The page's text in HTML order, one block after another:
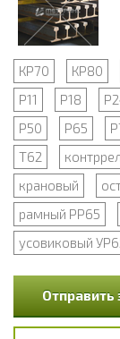
КР70 КР80
Р11
Р18
Р50
Р65
Т62
крановый
рамный РР65
усовиковый
Отправить